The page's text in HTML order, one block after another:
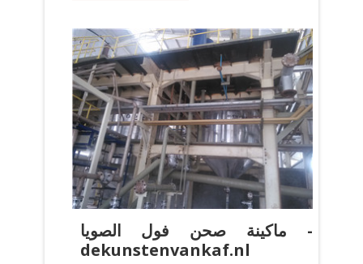
ماكينة صحن فول الصويا -
dekunstenvankaf.nl